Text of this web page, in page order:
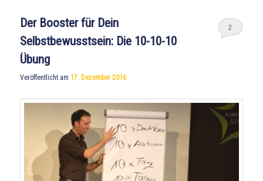
Der Booster für Dein
Selbstbewusstsein: Die 10-10-10
Übung
Veröffentlicht am17. Dezember 2016
2